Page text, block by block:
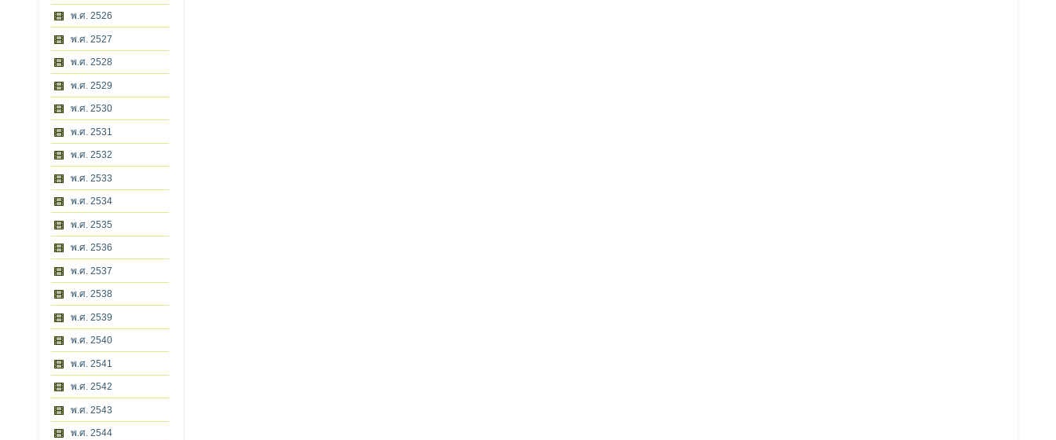
พ.ศ. 2526
พ.ศ. 2527
พ.ศ. 2528
พ.ศ. 2529
พ.ศ. 2530
พ.ศ. 2531
พ.ศ. 2532
พ.ศ. 2533
พ.ศ. 2534
พ.ศ. 2535
พ.ศ. 2536
พ.ศ. 2537
พ.ศ. 2538
พ.ศ. 2539
พ.ศ. 2540
พ.ศ. 2541
พ.ศ. 2542
พ.ศ. 2543
พ.ศ. 2544